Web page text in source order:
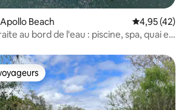
Beach Évaluation
4,95 (42)
au bord de l'eau : piscine, spa, quai et